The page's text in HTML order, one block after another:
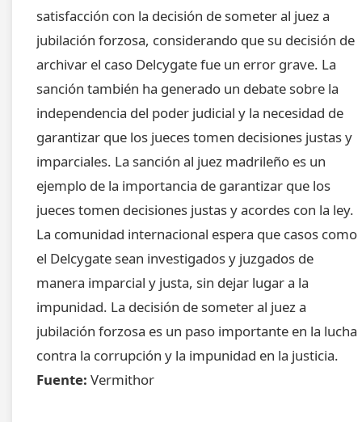
satisfacción con la decisión de someter al juez a
jubilación forzosa, considerando que su decisión de
archivar el caso Delcygate fue un error grave. La
sanción también ha generado un debate sobre la
independencia del poder judicial y la necesidad de
garantizar que los jueces tomen decisiones justas y
imparciales. La sanción al juez madrileño es un
ejemplo de la importancia de garantizar que los
jueces tomen decisiones justas y acordes con la ley.
La comunidad internacional espera que casos como
el Delcygate sean investigados y juzgados de
manera imparcial y justa, sin dejar lugar a la
impunidad. La decisión de someter al juez a
jubilación forzosa es un paso importante en la lucha
contra la corrupción y la impunidad en la justicia.
Fuente: Vermithor